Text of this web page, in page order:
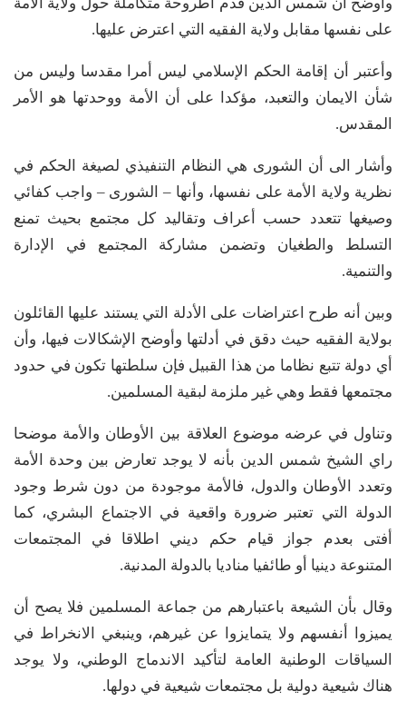
على نفسها مقابل ولاية الفقيه التي اعترض عليها.
وأعتبر أن إقامة الحكم الإسلامي ليس أمرا مقدسا وليس من
شأن الايمان والتعبد، مؤكدا على أن الأمة ووحدتها هو الأمر
المقدس.
وأشار الى أن الشورى هي النظام التنفيذي لصيغة الحكم في
نظرية ولاية الأمة على نفسها، وأنها – الشورى – واجب كفائي
وصيغها تتعدد حسب أعراف وتقاليد كل مجتمع بحيث تمنع
التسلط والطغيان وتضمن مشاركة المجتمع في الإدارة
والتنمية.
وبين أنه طرح اعتراضات على الأدلة التي يستند عليها القائلون
بولاية الفقيه حيث دقق في أدلتها وأوضح الإشكالات فيها، وأن
أي دولة تتبع نظاما من هذا القبيل فإن سلطتها تكون في حدود
مجتمعها فقط وهي غير ملزمة لبقية المسلمين.
وتناول في عرضه موضوع العلاقة بين الأوطان والأمة موضحا
راي الشيخ شمس الدين بأنه لا يوجد تعارض بين وحدة الأمة
وتعدد الأوطان والدول، فالأمة موجودة من دون شرط وجود
الدولة التي تعتبر ضرورة واقعية في الاجتماع البشري، كما
أفتى بعدم جواز قيام حكم ديني اطلاقا في المجتمعات
المتنوعة دينيا أو طائفيا مناديا بالدولة المدنية.
وقال بأن الشيعة باعتبارهم من جماعة المسلمين فلا يصح أن
يميزوا أنفسهم ولا يتمايزوا عن غيرهم، وينبغي الانخراط في
السياقات الوطنية العامة لتأكيد الاندماج الوطني، ولا يوجد
هناك شيعية دولية بل مجتمعات شيعية في دولها.